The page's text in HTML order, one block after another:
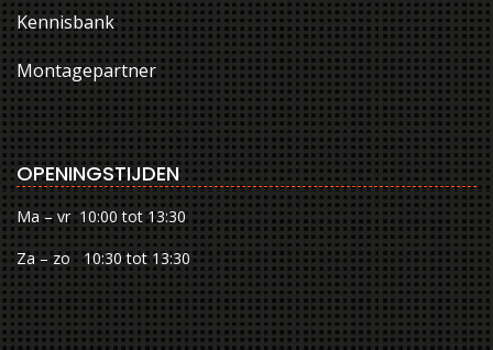
Kennisbank
Montagepartner
OPENINGSTIJDEN
Ma – vr 10:00 tot 13:30
Za – zo 10:30 tot 13:30